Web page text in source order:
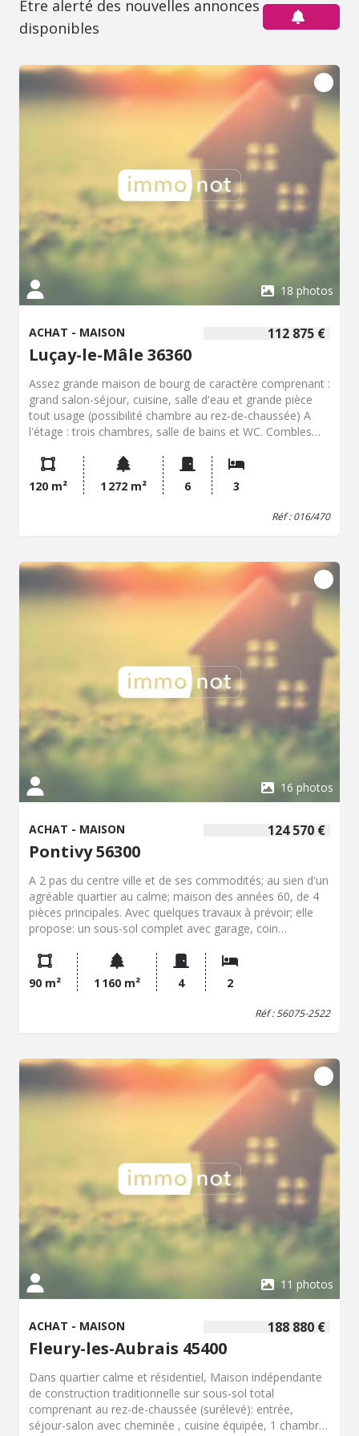
Être alerté des nouvelles annonces
disponibles
18 photos
112 875 €
ACHAT - MAISON
Luçay-le-Mâle 36360
Assez grande maison de bourg de caractère comprenant :
grand salon-séjour, cuisine, salle d'eau et grande pièce
tout usage (possibilité chambre au rez-de-chaussée) A
l'étage : trois chambres, salle de bains et WC. Combles
diverses (cabanon de jardin) Véranda de 20m² environ.
Pas de mitoyenneté ou de vis-à-vis. En retrait de la route.
Terrain clôturé. Bonne toiture en partie isolée. Raccordée
120 m² 1 272 m² 6 3
Réf : 016/470
16 photos
124 570 €
ACHAT - MAISON
Pontivy 56300
A 2 pas du centre ville et de ses commodités; au sien d'un
agréable quartier au calme; maison des années 60, de 4
pièces principales. Avec quelques travaux à prévoir; elle
propose: un sous-sol complet avec garage, coin
cuisine aménagée, salon/séjour, 2 chambres, salle
d'eau/wc. Combles au-dessus. Aussi, une dépendance en
parpaings. Le tout sur un beau terrain d'environ 1160 m².
Quartier où il fait bon vivre... EXCLUSIVITE à ne pas
le site Géorisques : www.georisques.gouv.fr "ENGLISH
VERSION": Located just steps from the town center and
its amenities in a pleasant, quiet neighborhood, this is a
4-room house dating from the 1960s. While some
renovation work is required, the property offers a full
basement featuring a garage, a boiler area, a cellar, and a
room with a water connection. The raised ground floor
comprises a fitted kitchen, a living/dining room, two
bedrooms, and a shower room with a toilet; there is also
an attic space above. Additionally, there is a concrete-
block outbuilding. All of this is set on a lovely plot of
approximately 1,160 m². A neighborhood offering a great
quality of life... An EXCLUSIVE listing not to be missed—
come and visit soon! Information on the risks to which
this property is exposed is available on the Geohazards
website: www.georisquess.gouv.fr
90 m² 1 160 m² 4 2
Réf : 56075-2522
11 photos
188 880 €
ACHAT - MAISON
Fleury-les-Aubrais 45400
Dans quartier calme et résidentiel, Maison indépendante
de construction traditionnelle sur sous-sol total
comprenant au rez-de-chaussée (surélevé): entrée,
séjour-salon avec cheminée , cuisine équipée, 1 chambre